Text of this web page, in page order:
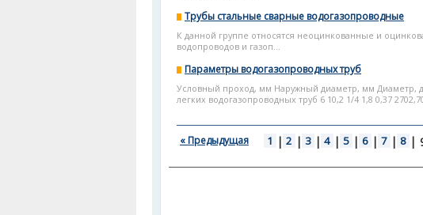
Трубы стальные сварные водогазопроводные
К данной группе относятся неоцинкованные и
водопроводов и газоп...
Параметры водогазопроводных труб
Условный проход, мм Наружный диаметр, мм Диаметр,
легких водогазопроводных труб 6 10,2 1/4 1,8 0,37
« Предыдущая 1 | 2 | 3 | 4 | 5 | 6 | 7 | 8 |